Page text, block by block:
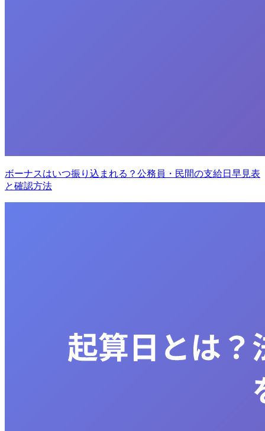
ボーナスはいつ振り込まれる？公務員・民間の支給日早見表
と確認方法